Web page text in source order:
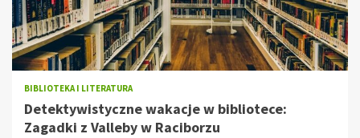
BIBLIOTEKA I LITERATURA
Detektywistyczne wakacje w bibliotece:
Zagadki z Valleby w Raciborzu